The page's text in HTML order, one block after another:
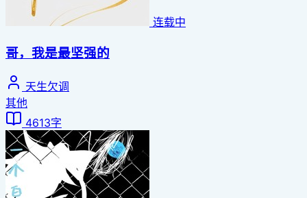
连载中
哥，我是最坚强的
天生欠调
其他
4613字